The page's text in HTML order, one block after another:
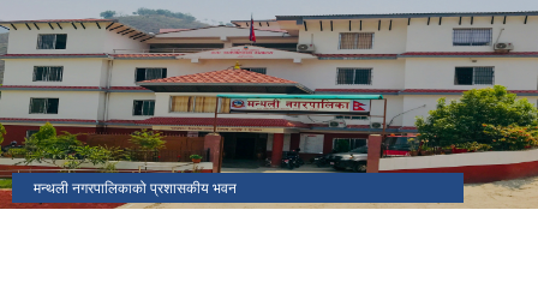
निकृष्ट बालश्रममुक्त, बालविवाहमुक्त, अनिवार्य तथा निःशुल्क शिक्षा सुनिश्चितता र
मन्थली नगरपालिकाको प्रशासकीय भवन
मन्थली नगरपालिका वडा नं २ मा अवस्थित निलकण्ठेश्वर मन्दिर
ढिकुरीदेवी मन्दिर भटौली
थानापती महादेव मन्दिर मनपा ५ सुनारपानी
थानापती महादेव मन्दिर पुरानागाँउ मनपा ९
मन्थली नगरपालिका वडा नं ८ मा अवस्थित चिसापानीगढी
मकैको खेती पुस्तकका लेखक(साहित्यिक सहिद) सुब्बा कृष्णलाल अधिकारीको
जन्मस्थान
हर्रेचिण्डे फुलासी
नगरपालिका कार्यालयबाट तामाकोशी नदी